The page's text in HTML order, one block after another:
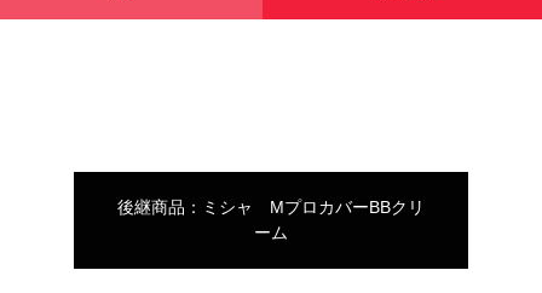
後継商品：ミシャ MプロカバーBBクリ
ーム